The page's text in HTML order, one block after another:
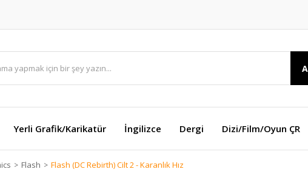
Yerli Grafik/Karikatür İngilizce Dergi Dizi/Film/Oyun ÇR
Flash Flash (DC Rebirth) Cilt 2 - Karanlık Hız